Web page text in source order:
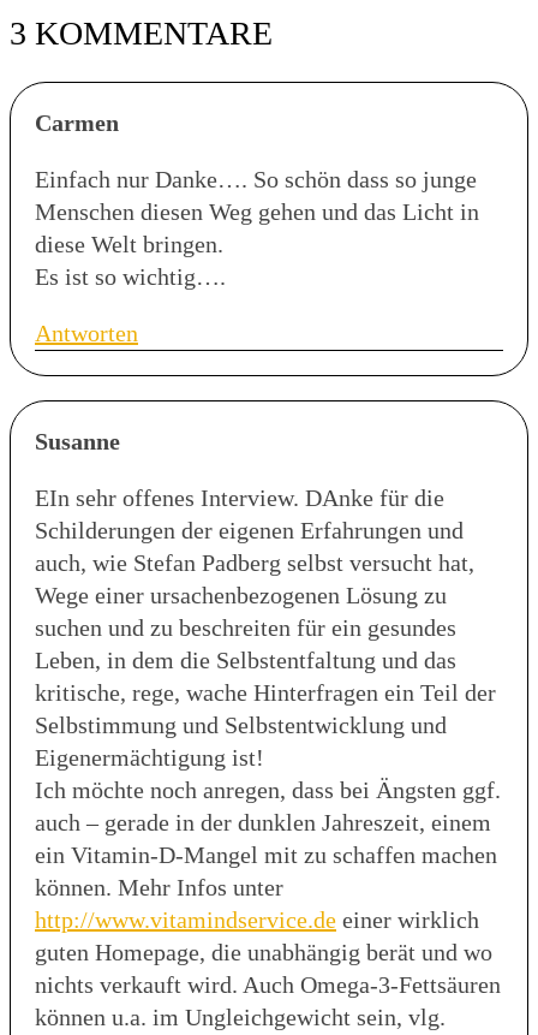
3 KOMMENTARE
Carmen
Einfach nur Danke…. So schön dass so junge
Menschen diesen Weg gehen und das Licht in
diese Welt bringen.
Es ist so wichtig….
Antworten
Susanne
EIn sehr offenes Interview. DAnke für die
Schilderungen der eigenen Erfahrungen und
auch, wie Stefan Padberg selbst versucht hat,
Wege einer ursachenbezogenen Lösung zu
suchen und zu beschreiten für ein gesundes
Leben, in dem die Selbstentfaltung und das
kritische, rege, wache Hinterfragen ein Teil der
Selbstimmung und Selbstentwicklung und
Eigenermächtigung ist!
Ich möchte noch anregen, dass bei Ängsten ggf.
auch – gerade in der dunklen Jahreszeit, einem
ein Vitamin-D-Mangel mit zu schaffen machen
können. Mehr Infos unter
http://www.vitamindservice.de einer wirklich
guten Homepage, die unabhängig berät und wo
nichts verkauft wird. Auch Omega-3-Fettsäuren
können u.a. im Ungleichgewicht sein, vlg.